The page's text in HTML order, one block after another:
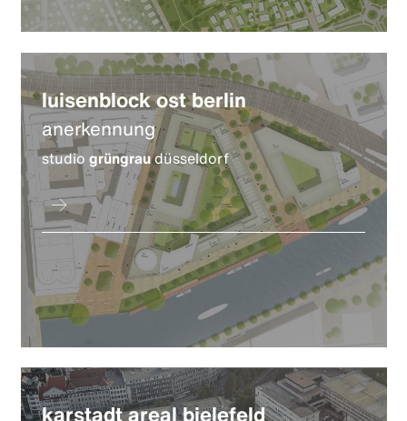
luisenblock ost berlin
anerkennung
studiogrüngraudüsseldorf
karstadt areal bielefeld